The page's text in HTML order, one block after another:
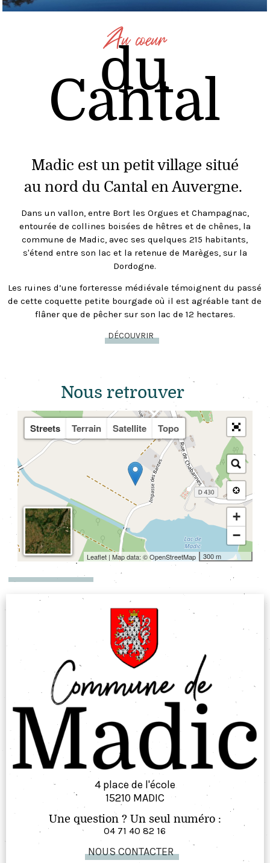
Au coeur
du
Cantal
Madic est un petit village situé
au nord du Cantal en Auvergne.
Dans un vallon, entre Bort les Orgues et Champagnac,
entourée de collines boisées de hêtres et de chênes, la
commune de Madic, avec ses quelques 215 habitants,
s'étend entre son lac et la retenue de Marèges, sur la
Dordogne.
Les ruines d’une forteresse médiévale témoignent du passé
de cette coquette petite bourgade où il est agréable tant de
flâner que de pêcher sur son lac de 12 hectares.
DÉCOUVRIR
Nous retrouver
Streets Terrain Satellite Topo
+
−
300 m
Leaflet | Map data: ©OpenStreetMap
MENTIONS LÉGALES
4 place de l'école
15210 MADIC
Une question ? Un seul numéro :
04 71 40 82 16
NOUS CONTACTER